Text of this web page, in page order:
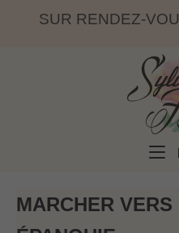
SUR RENDEZ-
Home
MARCHER